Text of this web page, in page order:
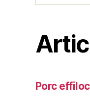
Porc